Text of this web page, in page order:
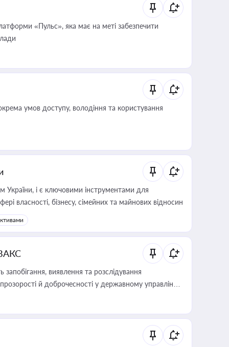
«Пульс», яка має на меті забезпечити
умов доступу, володіння та користування
України, і є ключовими інструментами для
власності, бізнесу, сімейних та майнових відносин
виявлення та розслідування
й доброчесності у державному управлінні